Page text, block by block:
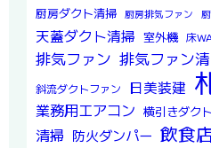
厨房ダクト清掃 厨房排気ファン
天蓋ダクト清掃 室外機 床
排気ファン 排気ファン
斜流ダクトファン 日美装建
業務用エアコン 横引きダクト
清掃 防火ダンパー 飲食店